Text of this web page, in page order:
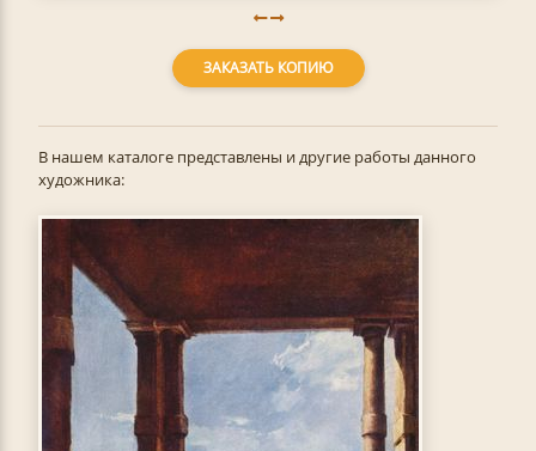
ЗАКАЗАТЬ КОПИЮ
В нашем каталоге представлены и другие работы данного
художника: